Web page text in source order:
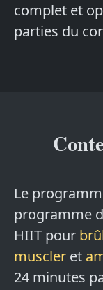
complet et
parties du
Le
programme
HIIT pour
muscler et
24 minutes